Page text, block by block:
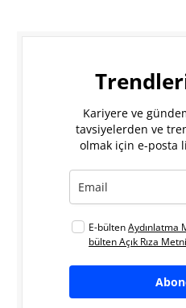
Kariyere ve
tavsiyelerden ve
olmak için e-posta
E-bültenAydınlatma
bülten Açık Rıza Metni